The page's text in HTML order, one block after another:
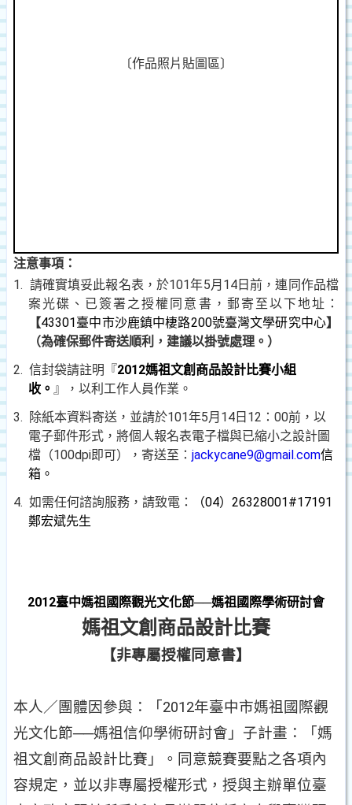
〔作品照片貼圖區〕
注意事項：
1. 請確實填妥此報名表，於101年5月14日前，連同作品檔
案光碟、已簽署之授權同意書，郵寄至以下地址：
【43301臺中市沙鹿鎮中棲路200號臺灣文學研究中心】
（為確保郵件寄送順利，建議以掛號處理。）
2. 信封袋請註明『2012媽祖文創商品設計比賽小組
收。 』，以利工作人員作業。
3. 除紙本資料寄送，並請於101年5月14日12：00前，以
電子郵件形式，將個人報名表電子檔與已縮小之設計圖
檔（100dpi即可），寄送至： jackycane9@gmail.com信
箱。
4. 如需任何諮詢服務，請致電： （04）26328001#17191
鄭宏斌先生
2012臺中媽祖國際觀光文化節──媽祖國際學術研討會
媽祖文創商品設計比賽
【非專屬授權同意書】
本人／團體因參與：「 2012年臺中市媽祖國際觀
光文化節──媽祖信仰學術研討會」子計畫：「媽
祖文創商品設計比賽」。同意競賽要點之各項內
容規定，並以非專屬授權形式，授與主辦單位臺